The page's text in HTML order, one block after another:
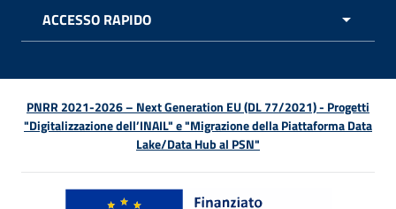
ACCESSO RAPIDO
PNRR 2021-2026 – Next Generation EU (DL 77/2021) - Progetti
"Digitalizzazione dell’INAIL" e "Migrazione della Piattaforma Data
Lake/Data Hub al PSN"